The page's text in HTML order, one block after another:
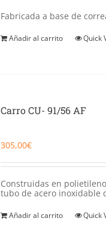
Fabricada a base de
Añadir al carrito Quick
Carro CU- 91/56 AF
305,00€
Construidas en
tubo de acero inoxidable
Añadir al carrito Quick